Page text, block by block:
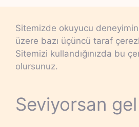
Sitemizde okuyucu
üzere bazı üçüncü taraf
Sitemizi kullandığınızda bu
olursunuz.
Seviyorsan